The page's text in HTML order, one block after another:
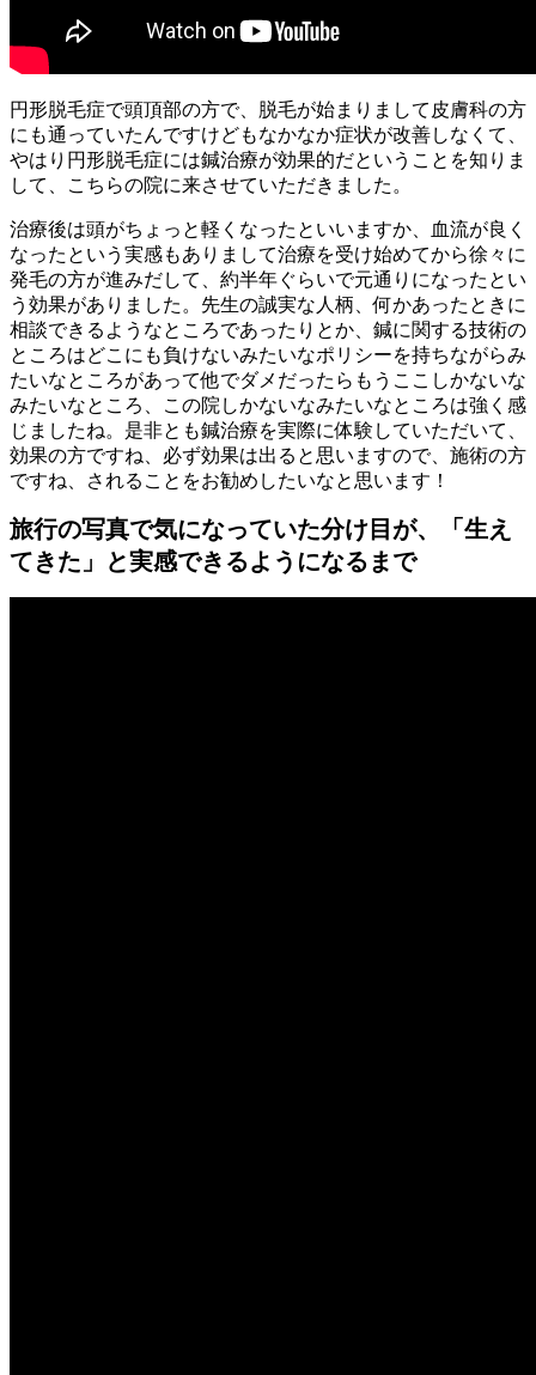
円形脱毛症で頭頂部の方で、脱毛が始まりまして皮膚科の方
にも通っていたんですけどもなかなか症状が改善しなくて、
やはり円形脱毛症には鍼治療が効果的だということを知りま
して、こちらの院に来させていただきました。
治療後は頭がちょっと軽くなったといいますか、血流が良く
なったという実感もありまして治療を受け始めてから徐々に
発毛の方が進みだして、約半年ぐらいで元通りになったとい
う効果がありました。先生の誠実な人柄、何かあったときに
相談できるようなところであったりとか、鍼に関する技術の
ところはどこにも負けないみたいなポリシーを持ちながらみ
たいなところがあって他でダメだったらもうここしかないな
みたいなところ、この院しかないなみたいなところは強く感
じましたね。是非とも鍼治療を実際に体験していただいて、
効果の方ですね、必ず効果は出ると思いますので、施術の方
ですね、されることをお勧めしたいなと思います！
旅行の写真で気になっていた分け目が、「生え
てきた」と実感できるようになるまで